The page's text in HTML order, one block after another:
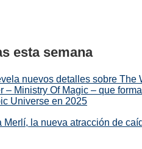
esta semana
nuevos detalles sobre The
– Ministry Of Magic – que
Universe en 2025
Merlí, la nueva atracción de